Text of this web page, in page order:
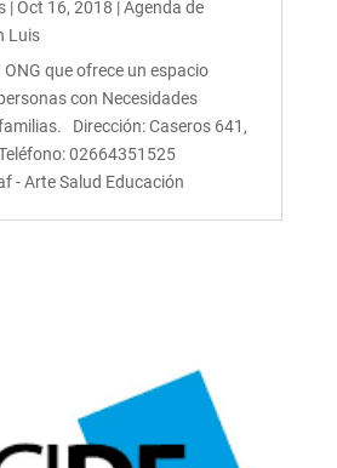
|Oct 16, 2018 |Agenda de
Luis
ONG que ofrece un espacio
con Necesidades
Dirección: Caseros 641,
02664351525
- Arte Salud Educación